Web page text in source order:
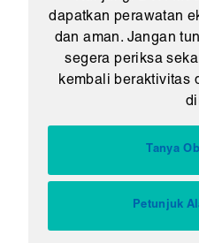
dapatkan perawatan
dan aman. Jangan
segera periksa
kembali beraktivitas
Tanya
Petunjuk